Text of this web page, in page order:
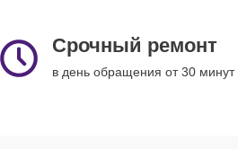
Срочный ремонт
в день обращения от 30 минут